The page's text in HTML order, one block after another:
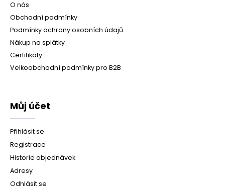
O nás
Obchodní podmínky
Podmínky ochrany osobních údajů
Nákup na splátky
Certifikaty
Velkoobchodní podmínky pro B2B
Můj účet
Přihlásit se
Registrace
Historie objednávek
Adresy
Odhlásit se